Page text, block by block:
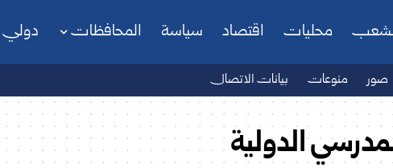
محليات اقتصاد سياسة المحافظات دولي
صور منوعات بيانات الاتصال
‏الدولية